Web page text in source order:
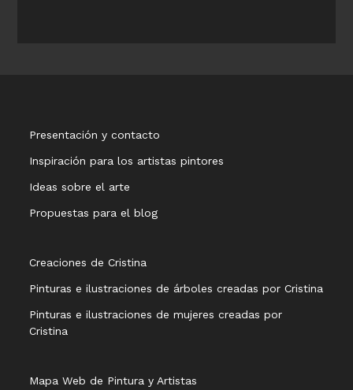
Presentación y contacto
Inspiración para los artistas pintores
Ideas sobre el arte
Propuestas para el blog
Creaciones de Cristina
Pinturas e ilustraciones de árboles creadas por Cristina
Pinturas e ilustraciones de mujeres creadas por
Cristina
Mapa Web de Pintura y Artistas